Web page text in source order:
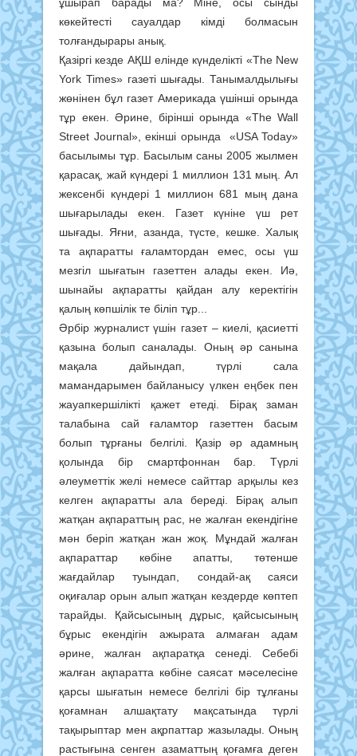
көкейтесті сауалдар кімді болмасын
толғандырары анық.
Қазіргі кезде АҚШ елінде күнделікті «The New
York Times» газеті шығады. Танымалдылығы
жөнінен бұл газет Америкада үшінші орында
тұр екен. Әрине, бірінші орында «The Wall
Street Journal», екінші орында «USA Today»
басылымы тұр. Басылым саны 2005 жылмен
қарасақ, жай күндері 1 миллион 131 мың. Ал
жексенбі күндері 1 миллион 681 мың дана
шығарылады екен. Газет күніне үш рет
шығады. Яғни, азанда, түсте, кешке. Халық
та ақпаратты ғаламтордан емес, осы үш
мезгіл шығатын газеттен алады екен. Иә,
шынайы ақпаратты қайдан алу керектігін
қалың көпшілік те біліп тұр...
Әрбір журналист үшін газет – киелі, қасиетті
қазына болып саналады. Оның әр санына
мақала дайындап, түрлі сала
мамандарымен байланысу үлкен еңбек пен
жауапкершілікті қажет етеді. Бірақ заман
талабына сай ғаламтор газеттен басым
болып тұрғаны белгілі. Қазір әр адамның
қолында бір смартфоннан бар. Түрлі
әлеуметтік желі немесе сайттар арқылы кез
келген ақпаратты ала береді. Бірақ алып
жатқан ақпараттың рас, не жалған екендігіне
мән беріп жатқан жан жоқ. Мұндай жалған
ақпараттар көбіне апатты, төтенше
жағдайлар туындап, сондай-ақ саяси
оқиғалар орын алып жатқан кездерде көптеп
тарайды. Қайсысының дұрыс, қайсысының
бұрыс екендігін ажырата алмаған адам
әрине, жалған ақпаратқа сенеді. Себебі
жалған ақпаратта көбіне саясат мәселесіне
қарсы шығатын немесе белгілі бір тұлғаны
қоғамнан алшақтату мақсатында түрлі
тақырыптар мен ақрпаттар жазылады. Оның
растығына сенген азаматтың қоғамға деген